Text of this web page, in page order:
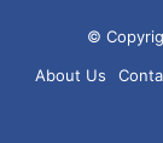
©
About Us